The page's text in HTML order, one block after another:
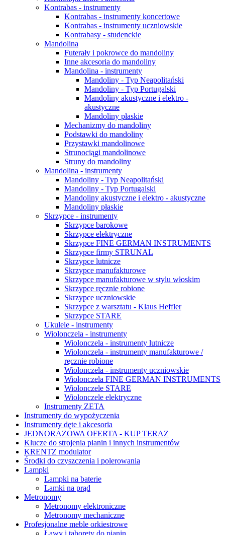
Kontrabas - instrumenty
Kontrabas - instrumenty koncertowe
Kontrabas - instrumenty uczniowskie
Kontrabasy - studenckie
Mandolina
Futerały i pokrowce do mandoliny
Inne akcesoria do mandoliny
Mandolina - instrumenty
Mandoliny - Typ Neapolitański
Mandoliny - Typ Portugalski
Mandoliny akustyczne i elektro -
akustyczne
Mandoliny płaskie
Mechanizmy do mandoliny
Podstawki do mandoliny
Przystawki mandolinowe
Strunociągi mandolinowe
Struny do mandoliny
Mandolina - instrumenty
Mandoliny - Typ Neapolitański
Mandoliny - Typ Portugalski
Mandoliny akustyczne i elektro - akustyczne
Mandoliny płaskie
Skrzypce - instrumenty
Skrzypce barokowe
Skrzypce elektryczne
Skrzypce FINE GERMAN INSTRUMENTS
Skrzypce firmy STRUNAL
Skrzypce lutnicze
Skrzypce manufakturowe
Skrzypce manufakturowe w stylu włoskim
Skrzypce ręcznie robione
Skrzypce uczniowskie
Skrzypce z warsztatu - Klaus Heffler
Skrzypce STARE
Ukulele - instrumenty
Wiolonczela - instrumenty
Wiolonczela - instrumenty lutnicze
Wiolonczela - instrumenty manufakturowe /
ręcznie robione
Wiolonczela - instrumenty uczniowskie
Wiolonczela FINE GERMAN INSTRUMENTS
Wiolonczele STARE
Wiolonczele elektryczne
Instrumenty ZETA
Instrumenty do wypożyczenia
Instrumenty dęte i akcesoria
JEDNORAZOWA OFERTA - KUP TERAZ
Klucze do strojenia pianin i innych instrumentów
KRENTZ modulator
Środki do czyszczenia i polerowania
Lampki
Lampki na baterie
Lamki na prąd
Metronomy
Metronomy elektroniczne
Metronomy mechaniczne
Profesjonalne meble orkiestrowe
Ławy i taborety do pianin